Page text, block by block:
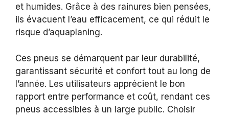
et humides. Grâce à des rainures bien pensées,
ils évacuent l’eau efficacement, ce qui réduit le
risque d’aquaplaning.
Ces pneus se démarquent par leur durabilité,
garantissant sécurité et confort tout au long de
l’année. Les utilisateurs apprécient le bon
rapport entre performance et coût, rendant ces
pneus accessibles à un large public. Choisir